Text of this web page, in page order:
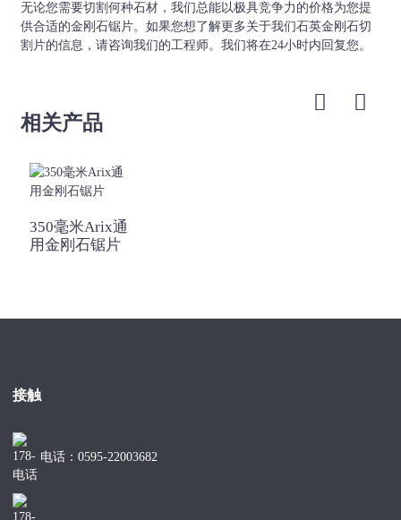
无论您需要切割何种石材，我们总能以极具竞争力的价格为您提
供合适的金刚石锯片。如果您想了解更多关于我们石英金刚石切
割片的信息，请咨询我们的工程师。我们将在24小时内回复您。
φ600
24英
寸
3.6
40x4.6x8(10)(12)
(15)(20)
四十二
φ800
寸
46/57
相关产品
350毫米Arix通
用金刚石锯片
接触
电话：0595-22003682